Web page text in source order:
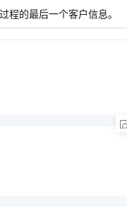
程的最后一个客户信息。
助，Bolt.diy 一步搞定创意建站